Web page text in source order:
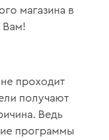
магазина в
Вам!
проходит
получают
Ведь
программы